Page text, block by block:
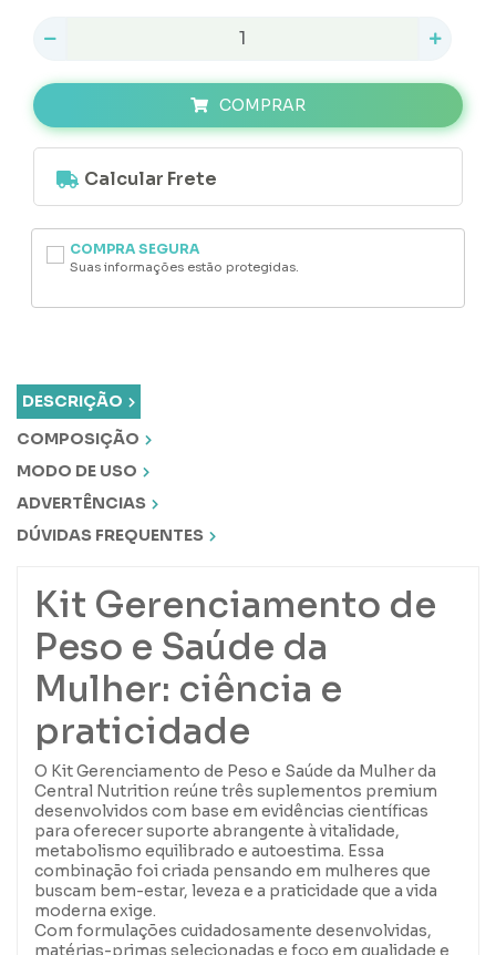
COMPRAR
COMPRA SEGURA
Suas informações estão protegidas.
DESCRIÇÃO
COMPOSIÇÃO
MODO DE USO
ADVERTÊNCIAS
DÚVIDAS FREQUENTES
Kit Gerenciamento de
Peso e Saúde da
Mulher: ciência e
praticidade
O Kit Gerenciamento de Peso e Saúde da Mulher da
Central Nutrition reúne três suplementos premium
desenvolvidos com base em evidências científicas
para oferecer suporte abrangente à vitalidade,
metabolismo equilibrado e autoestima. Essa
combinação foi criada pensando em mulheres que
buscam bem-estar, leveza e a praticidade que a vida
moderna exige.
Com formulações cuidadosamente desenvolvidas,
matérias-primas selecionadas e foco em qualidade e